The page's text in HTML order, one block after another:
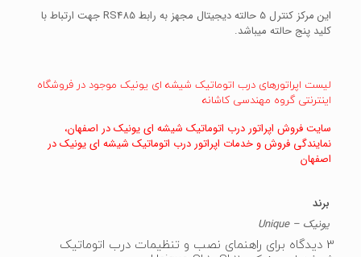
این مرکز کنترل 5 حالته دیجیتال مجهز به رابط RS485 جهت ارتباط با
کلید پنج حالته میباشد.
لیست اپراتورهای درب اتوماتیک شیشه ای یونیک موجود در فروشگاه
اینترنتی گروه مهندسی کاشانه
سایت فروش اپراتور درب اتوماتیک شیشه ای یونیک در اصفهان،
نمایندگی فروش و خدمات اپراتور درب اتوماتیک شیشه ای یونیک در
اصفهان
برند
یونیک – Unique
3 دیدگاه برای
راهنمای نصب و تنظیمات درب اتوماتیک